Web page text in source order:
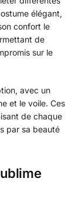
élégant,
confort le
de
sur le
avec un
et le voile. Ces
de chaque
par sa beauté